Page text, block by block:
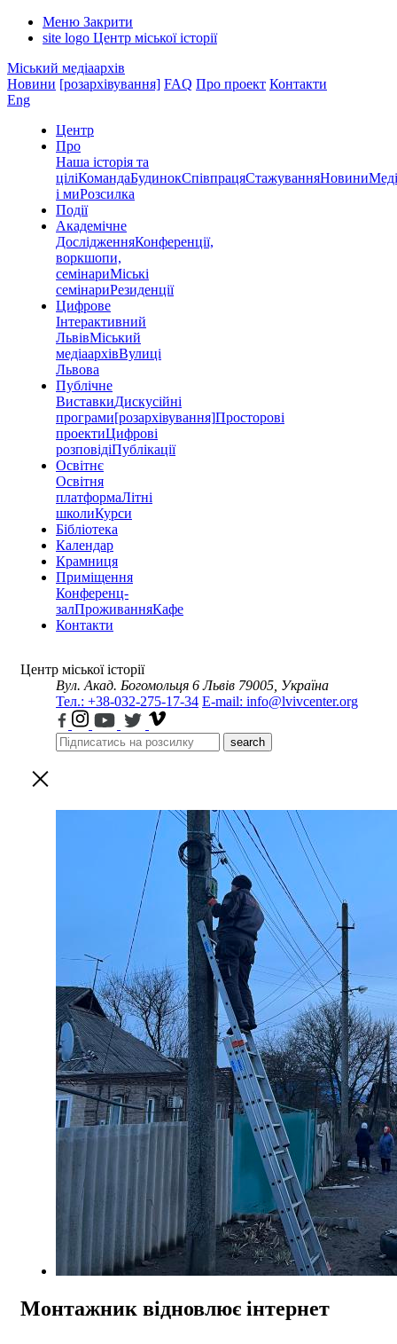
Меню Закрити
site logo Центр міської історії
Міський медіаархів
Новини [розархівування] FAQ Про проект Контакти
Eng
Центр
Про
Наша історія та
ціліКомандаБудинокСпівпрацяСтажуванняНовини
і миРозсилка
Події
Академічне
ДослідженняКонференції,
воркшопи,
семінариМіські
семінариРезиденції
Цифрове
Інтерактивний
ЛьвівМіський
медіаархівВулиці
Львова
Публічне
ВиставкиДискусійні
програми[розархівування]Просторові
проектиЦифрові
розповідіПублікації
Освітнє
Освітня
платформаЛітні
школиКурси
Бібліотека
Календар
Крамниця
Приміщення
Конференц-
залПроживанняКафе
Контакти
Центр міської історії
Вул. Акад. Богомольця 6 Львів 79005, Україна
Тел.: +38-032-275-17-34 E-mail: info@lvivcenter.org
search
Монтажник відновлює інтернет